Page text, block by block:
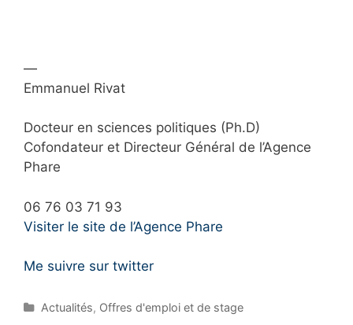
—
Emmanuel Rivat
Docteur en sciences politiques (Ph.D)
Cofondateur et Directeur Général de l’Agence
Phare
06 76 03 71 93
Visiter le site de l’Agence Phare
Me suivre sur twitter
C
Actualités, Offres d'emploi et de stage